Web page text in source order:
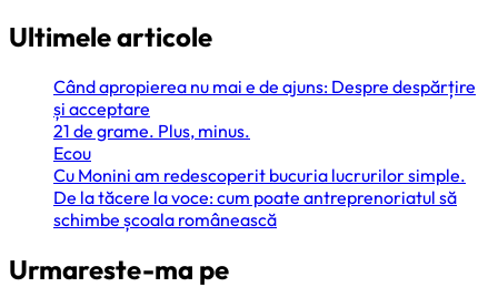
Ultimele articole
Când apropierea nu mai e de ajuns: Despre despărțire
și acceptare
21 de grame. Plus, minus.
Ecou
Cu Monini am redescoperit bucuria lucrurilor simple.
De la tăcere la voce: cum poate antreprenoriatul să
schimbe școala românească
Urmareste-ma pe